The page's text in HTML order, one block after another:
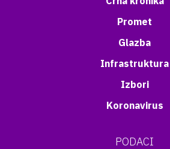
Promet
Glazba
Infrastruktura
Izbori
Koronavirus
PODACI